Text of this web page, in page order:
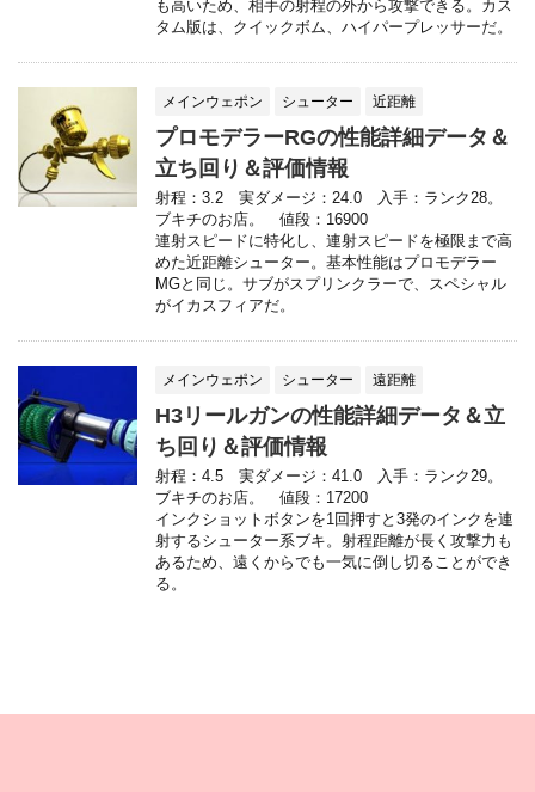
も高いため、相手の射程の外から攻撃できる。カス
タム版は、クイックボム、ハイパープレッサーだ。
メインウェポン シューター 近距離
プロモデラーRGの性能詳細データ＆
立ち回り＆評価情報
射程：3.2 実ダメージ：24.0 入手：ランク28。
ブキチのお店。 値段：16900
連射スピードに特化し、連射スピードを極限まで高
めた近距離シューター。基本性能はプロモデラー
MGと同じ。サブがスプリンクラーで、スペシャル
がイカスフィアだ。
メインウェポン シューター 遠距離
H3リールガンの性能詳細データ＆立
ち回り＆評価情報
射程：4.5 実ダメージ：41.0 入手：ランク29。
ブキチのお店。 値段：17200
インクショットボタンを1回押すと3発のインクを連
射するシューター系ブキ。射程距離が長く攻撃力も
あるため、遠くからでも一気に倒し切ることができ
る。